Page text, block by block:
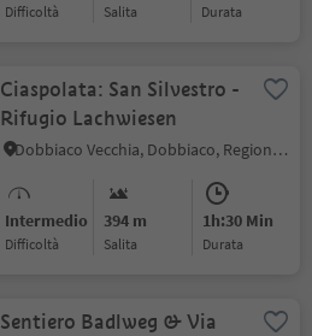
Difficoltà Salita durata
Ciaspolata: San Silvestro -
Rifugio Lachwiesen
Dobbiaco Vecchia, Dobbiaco, Regione dolomitica 3 Cime
Intermedio
Difficoltà
394 m
Salita
1h:30 Min
durata
Sentiero Badlweg & Via